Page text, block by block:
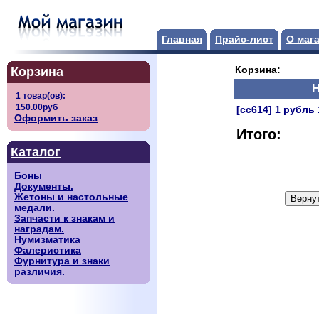
Главная Прайс-лист О
Корзина
Оформить заказ
Каталог
Боны
Документы.
Жетоны и настольные
медали.
Запчасти к знакам и
наградам.
Нумизматика
Фалеристика
Фурнитура и знаки
различия.
Корзина:
[сс614] 1
Итого: